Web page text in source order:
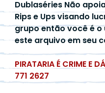
Dublaséries Não
Rips e Ups visando
grupo então você é
este arquivo em seu
PIRATARIA É CRIME E
771 2627